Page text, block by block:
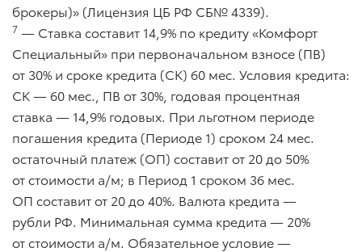
брокеры)» (Лицензия ЦБ РФ СБ№ 4339).
7 — Ставка составит 14,9% по кредиту «Комфорт
Специальный» при первоначальном взносе (ПВ)
от 30% и сроке кредита (СК) 60 мес. Условия кредита:
СК — 60 мес., ПВ от 30%, годовая процентная
ставка — 14,9% годовых. При льготном периоде
погашения кредита (Периоде 1) сроком 24 мес.
остаточный платеж (ОП) составит от 20 до 50%
от стоимости а/м; в Период 1 сроком 36 мес.
ОП составит от 20 до 40%. Валюта кредита —
рубли РФ. Минимальная сумма кредита — 20%
от стоимости а/м. Обязательное условие —